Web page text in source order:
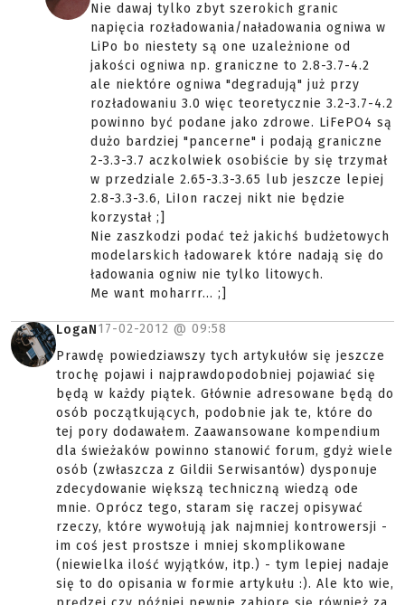
Nie dawaj tylko zbyt szerokich granic
napięcia rozładowania/naładowania ogniwa w
LiPo bo niestety są one uzależnione od
jakości ogniwa np. graniczne to 2.8-3.7-4.2
ale niektóre ogniwa "degradują" już przy
rozładowaniu 3.0 więc teoretycznie 3.2-3.7-4.2
powinno być podane jako zdrowe. LiFePO4 są
dużo bardziej "pancerne" i podają graniczne
2-3.3-3.7 aczkolwiek osobiście by się trzymał
w przedziale 2.65-3.3-3.65 lub jeszcze lepiej
2.8-3.3-3.6, LiIon raczej nikt nie będzie
korzystał ;]
Nie zaszkodzi podać też jakichś budżetowych
modelarskich ładowarek które nadają się do
ładowania ogniw nie tylko litowych.
Me want moharrr... ;]
LogaN17-02-2012 @ 09:58
Prawdę powiedziawszy tych artykułów się jeszcze
trochę pojawi i najprawdopodobniej pojawiać się
będą w każdy piątek. Głównie adresowane będą do
osób początkujących, podobnie jak te, które do
tej pory dodawałem. Zaawansowane kompendium
dla świeżaków powinno stanowić forum, gdyż wiele
osób (zwłaszcza z Gildii Serwisantów) dysponuje
zdecydowanie większą techniczną wiedzą ode
mnie. Oprócz tego, staram się raczej opisywać
rzeczy, które wywołują jak najmniej kontrowersji -
im coś jest prostsze i mniej skomplikowane
(niewielka ilość wyjątków, itp.) - tym lepiej nadaje
się to do opisania w formie artykułu :). Ale kto wie,